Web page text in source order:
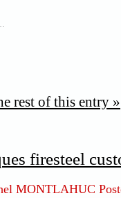
rest of this entry »
firesteel
MONTLAHUC